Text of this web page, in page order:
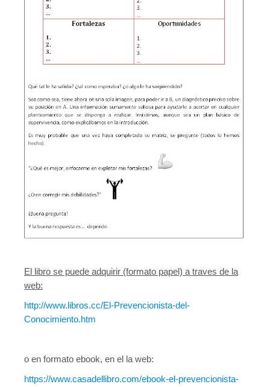
El libro se puede adquirir (formato papel) a traves de la
web:
http://www.libros.cc/El-Prevencionista-del-
Conocimiento.htm
o en formato ebook, en el la web:
https://www.casadellibro.com/ebook-el-prevencionista-